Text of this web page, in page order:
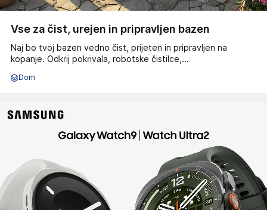
Vse za čist, urejen in pripravljen bazen
Naj bo tvoj bazen vedno čist, prijeten in pripravljen na
kopanje. Odkrij pokrivala, robotske čistilce,...
Dom